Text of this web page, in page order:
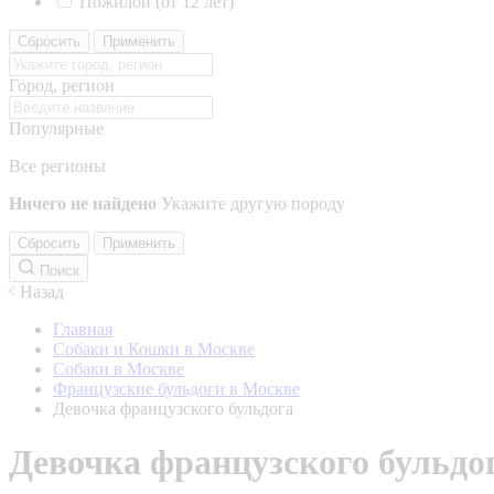
Сбросить Применить
Город, регион
Популярные
Все регионы
Ничего не найдено Укажите другую породу
Сбросить
Применить
Поиск
Назад
Главная
Собаки и Кошки в Москве
Собаки в Москве
Французские бульдоги в Москве
Девочка французского бульдога
Девочка французского